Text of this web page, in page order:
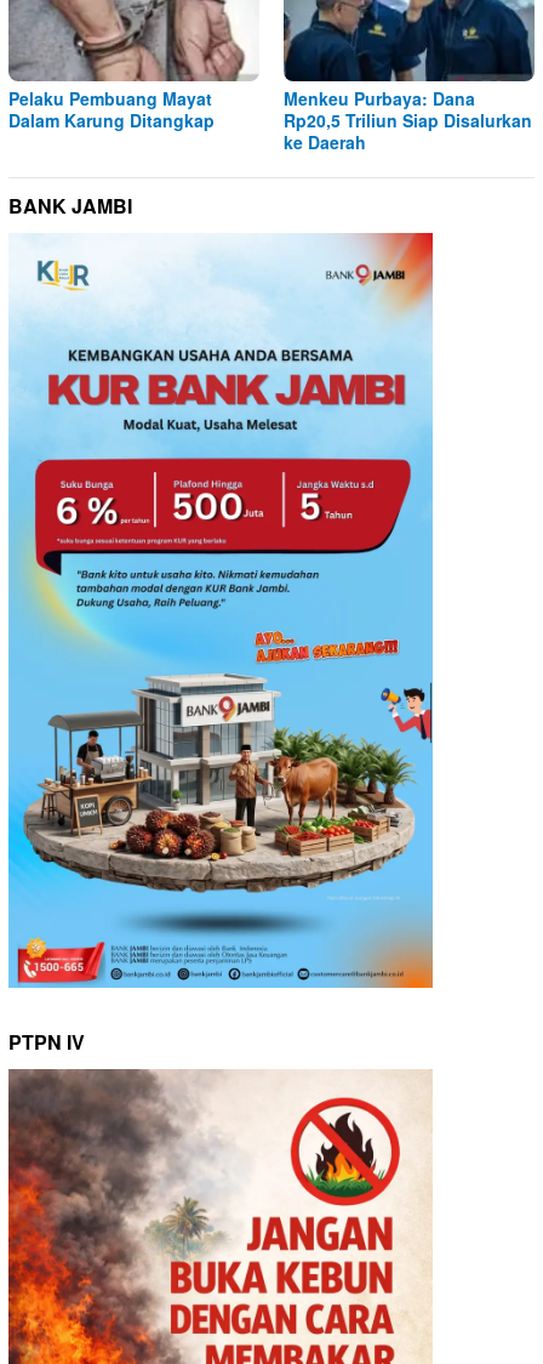
Pelaku Pembuang Mayat
Dalam Karung Ditangkap
Menkeu Purbaya: Dana
Rp20,5 Triliun Siap Disalurkan
ke Daerah
BANK JAMBI
PTPN IV